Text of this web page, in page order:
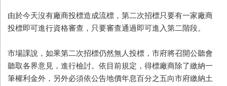
由於今天沒有廠商投標造成流標，第二次招標只要有一家廠商
投標即可進行資格審查，只要審查通過即可進入第二階段。
市場課說，如果第二次招標仍然無人投標，市府將召開公聽會
聽取各界意見，進行檢討。依目前規定，得標廠商除了繳納一
筆權利金外，另外必須依公告地價年息百分之五向市府繳納土